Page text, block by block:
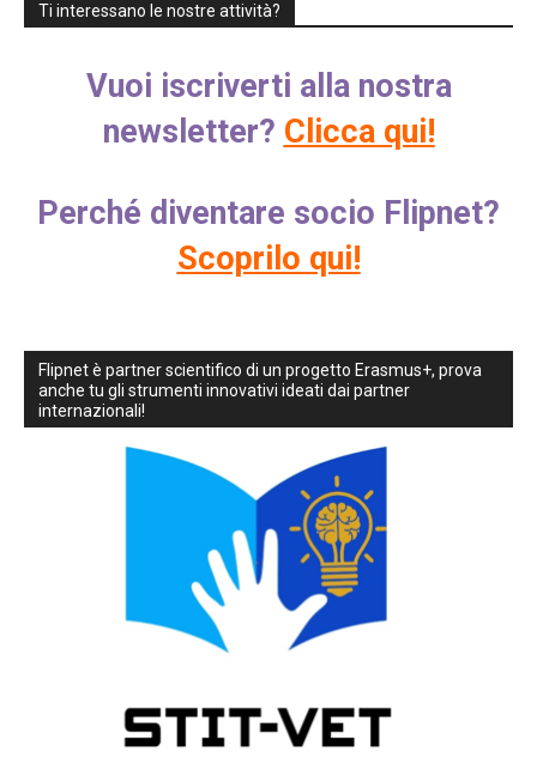
Ti interessano le nostre attività?
Vuoi iscriverti alla nostra
newsletter? Clicca qui!
Perché diventare socio Flipnet?
Scoprilo qui!
Flipnet è partner scientifico di un progetto Erasmus+, prova
anche tu gli strumenti innovativi ideati dai partner
internazionali!